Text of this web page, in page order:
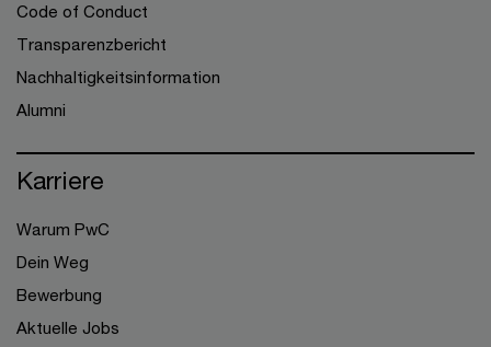
Code of Conduct
Transparenzbericht
Nachhaltigkeitsinformation
Alumni
Karriere
Warum PwC
Dein Weg
Bewerbung
Aktuelle Jobs